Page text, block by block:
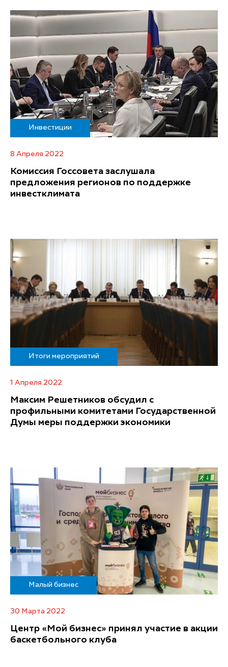
Инвестиции
8 Апреля 2022
Комиссия Госсовета заслушала
предложения регионов по поддержке
инвестклимата
Итоги мероприятий
1 Апреля 2022
Максим Решетников обсудил с
профильными комитетами Государственной
Думы меры поддержки экономики
Малый бизнес
30 Марта 2022
Центр «Мой бизнес» принял участие в акции
баскетбольного клуба